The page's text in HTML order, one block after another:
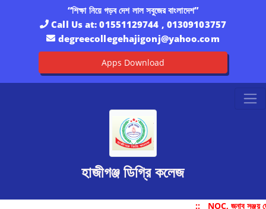
“শিক্ষা নিয়ে গড়ব দেশ লাল সবুজের বাংলাদেশ”
Call Us at:01551129744 , 01309103757
degreecollegehajigonj@yahoo.com
Apps Download
হাজীগঞ্জ ডিগ্রি কলেজ
:: NOC, জনাব সঞ্জয়